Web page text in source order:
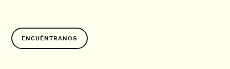
ENCUÉNTRANOS